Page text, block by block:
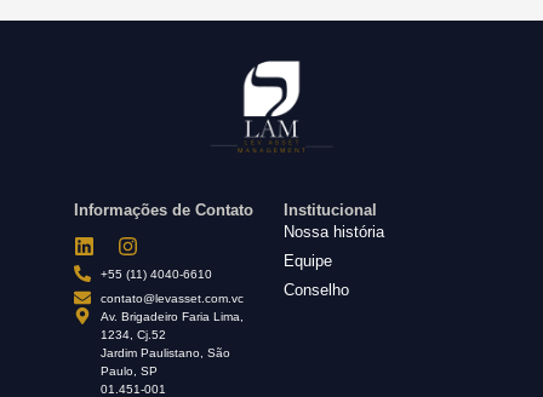
Informações de Contato
+55 (11) 4040-6610
contato@levasset.com.vc
Av. Brigadeiro Faria Lima,
1234, Cj.52
Jardim Paulistano, São
Paulo, SP
01.451-001
Institucional
Nossa história
Equipe
Conselho